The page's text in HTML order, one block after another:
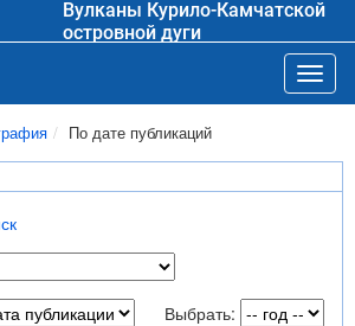
Вулканы Курило-Камчатской
островной дуги
По дате публикаций
Выбрать: